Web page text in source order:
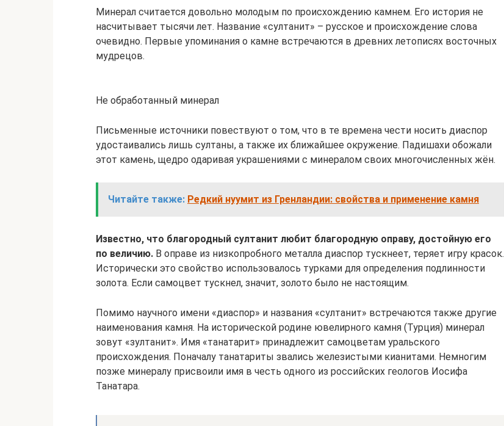
Минерал считается довольно молодым по происхождению камнем. Его история не
насчитывает тысячи лет. Название «султанит» – русское и происхождение слова
очевидно. Первые упоминания о камне встречаются в древних летописях восточных
мудрецов.
Не обработанный минерал
Письменные источники повествуют о том, что в те времена чести носить диаспор
удостаивались лишь султаны, а также их ближайшее окружение. Падишахи обожали
этот камень, щедро одаривая украшениями с минералом своих многочисленных жён.
Читайте также: Редкий нуумит из Гренландии: свойства и применение камня
Известно, что благородный султанит любит благородную оправу, достойную его
по величию. В оправе из низкопробного металла диаспор тускнеет, теряет игру красок.
Исторически это свойство использовалось турками для определения подлинности
золота. Если самоцвет тускнел, значит, золото было не настоящим.
Помимо научного имени «диаспор» и названия «султанит» встречаются также другие
наименования камня. На исторической родине ювелирного камня (Турция) минерал
зовут «зултанит». Имя «танатарит» принадлежит самоцветам уральского
происхождения. Поначалу танатариты звались железистыми кианитами. Немногим
позже минералу присвоили имя в честь одного из российских геологов Иосифа
Танатара.